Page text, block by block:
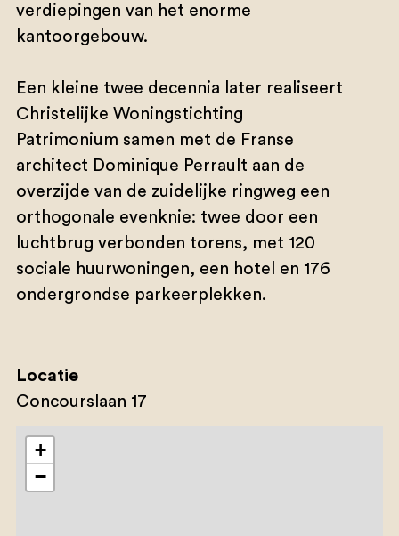
verdiepingen van het enorme
kantoorgebouw.
Een kleine twee decennia later realiseert
Christelijke Woningstichting
Patrimonium samen met de Franse
architect Dominique Perrault aan de
overzijde van de zuidelijke ringweg een
orthogonale evenknie: twee door een
luchtbrug verbonden torens, met 120
sociale huurwoningen, een hotel en 176
ondergrondse parkeerplekken.
Locatie
Concourslaan 17
+
−